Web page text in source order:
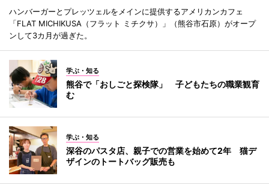
ハンバーガーとプレッツェルをメインに提供するアメリカンカフェ
「FLAT MICHIKUSA（フラット ミチクサ）」（熊谷市石原）がオープ
ンして3カ月が過ぎた。
学ぶ・知る
熊谷で「おしごと探検隊」 子どもたちの職業観育
む
学ぶ・知る
深谷のパスタ店、親子での営業を始めて2年 猫デ
ザインのトートバッグ販売も